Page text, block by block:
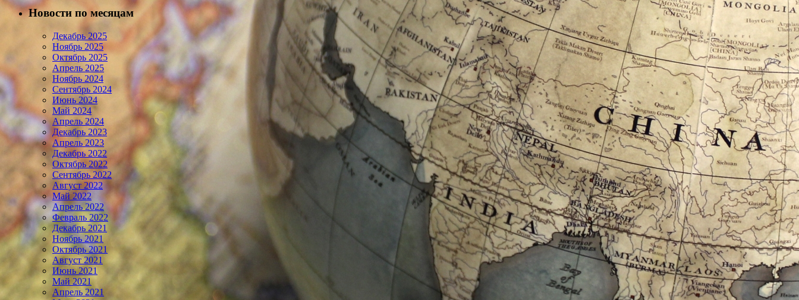
Новости по месяцам
Декабрь 2025
Ноябрь 2025
Октябрь 2025
Апрель 2025
Ноябрь 2024
Сентябрь 2024
Июнь 2024
Май 2024
Апрель 2024
Декабрь 2023
Апрель 2023
Декабрь 2022
Октябрь 2022
Сентябрь 2022
Август 2022
Май 2022
Апрель 2022
Февраль 2022
Декабрь 2021
Ноябрь 2021
Октябрь 2021
Август 2021
Июнь 2021
Май 2021
Апрель 2021